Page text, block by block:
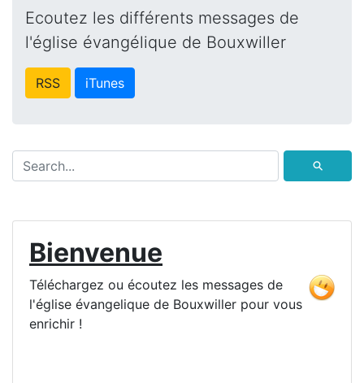
Ecoutez les différents messages de
l'église évangélique de Bouxwiller
RSS iTunes
⚲
Bienvenue
Téléchargez ou écoutez les messages de
l'église évangelique de Bouxwiller pour vous
enrichir !